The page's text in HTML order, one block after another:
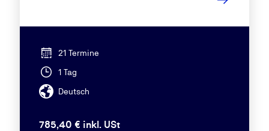
21 Termine
1 Tag
Deutsch
785,40 € inkl. USt